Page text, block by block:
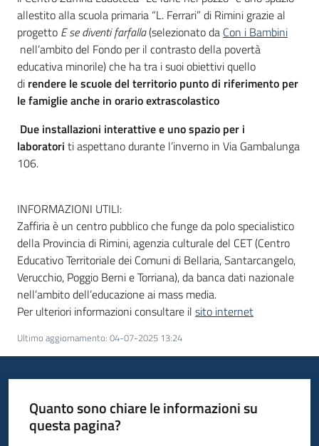
Newsletter
allestito alla scuola primaria “L. Ferrari” di Rimini grazie al
progetto E se diventi farfalla(selezionato da Con i Bambini
nell’ambito del Fondo per il contrasto della povertà
educativa minorile) che ha tra i suoi obiettivi quello
di rendere le scuole del territorio punto di riferimento per
le famiglie anche in orario extrascolastico
Due installazioni interattive e uno spazio per i
laboratori ti aspettano durante l’inverno in Via Gambalunga
106.
INFORMAZIONI UTILI:
Zaffiria è un centro pubblico che funge da polo specialistico
della Provincia di Rimini, agenzia culturale del CET (Centro
Educativo Territoriale dei Comuni di Bellaria, Santarcangelo,
Verucchio, Poggio Berni e Torriana), da banca dati nazionale
nell’ambito dell’educazione ai mass media.
Per ulteriori informazioni consultare il sito internet
Ultimo aggiornamento: 04-07-2025 13:24
Quanto sono chiare le informazioni su
questa pagina?